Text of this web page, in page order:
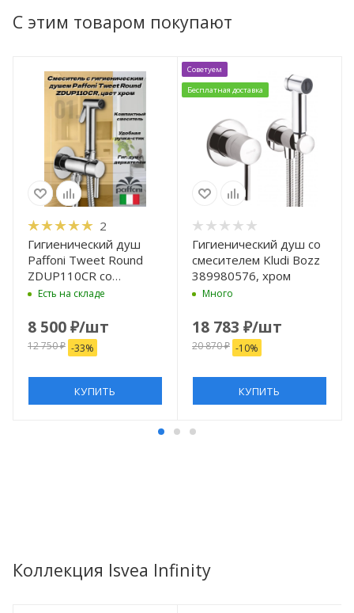
С этим товаром покупают
2
Гигиенический душ
Paffoni Tweet Round
ZDUP110CR со
смесителем, хром
Есть на складе
8 500₽/шт
12 750₽ -33%
КУПИТЬ
Советуем
Бесплатная доставка
Гигиенический душ со
смесителем Kludi Bozz
389980576, хром
Много
18 783 ₽/шт
20 870₽ -10%
КУПИТЬ
Коллекция Isvea Infinity